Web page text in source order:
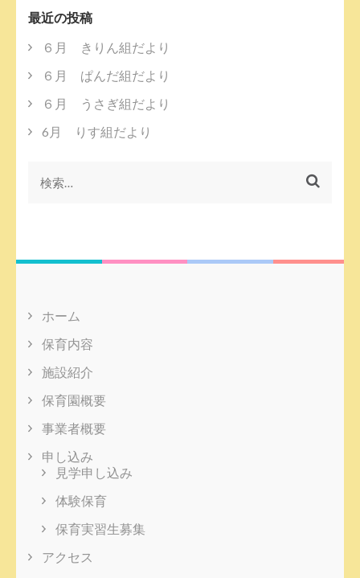
最近の投稿
６月 きりん組だより
６月 ぱんだ組だより
６月 うさぎ組だより
6月 りす組だより
検
ホーム
保育内容
施設紹介
保育園概要
事業者概要
申し込み
見学申し込み
体験保育
保育実習生募集
アクセス